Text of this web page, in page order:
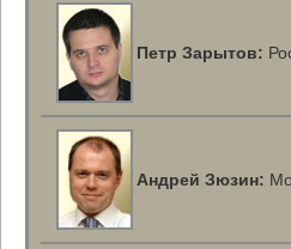
Петр Зарытов:
Андрей Зюзин: